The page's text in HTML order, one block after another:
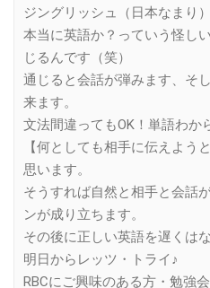
ジングリッシュ（日本なまり）
本当に英語か？っていう怪し
じるんです（笑）
通じると会話が弾みます、そ
来ます。
文法間違ってもOK！単語わか
【何としても相手に伝えよう
思います。
そうすれば自然と相手と会話
ンが成り立ちます。
その後に正しい英語を遅くは
明日からレッツ・トライ♪
RBCにご興味のある方・勉強